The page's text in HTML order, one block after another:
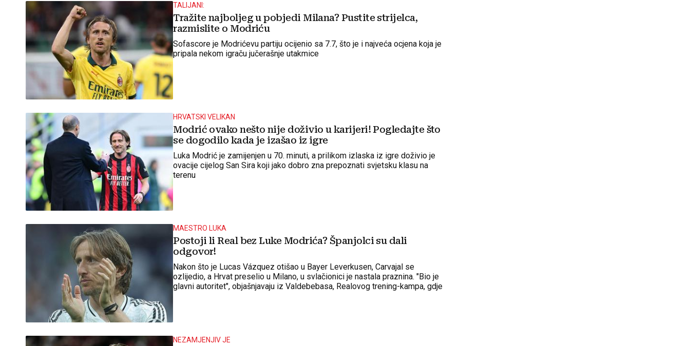
TALIJANI:
Tražite najboljeg u pobjedi Milana? Pustite strijelca,
razmislite o Modriću
Sofascore je Modrićevu partiju ocijenio sa 7.7, što je i najveća ocjena koja je
pripala nekom igraču jučerašnje utakmice
HRVATSKI VELIKAN
Modrić ovako nešto nije doživio u karijeri! Pogledajte što
se dogodilo kada je izašao iz igre
Luka Modrić je zamijenjen u 70. minuti, a prilikom izlaska iz igre doživio je
ovacije cijelog San Sira koji jako dobro zna prepoznati svjetsku klasu na
terenu
MAESTRO LUKA
Postoji li Real bez Luke Modrića? Španjolci su dali
odgovor!
Nakon što je Lucas Vázquez otišao u Bayer Leverkusen, Carvajal se
ozlijedio, a Hrvat preselio u Milano, u svlačionici je nastala praznina. "Bio je
glavni autoritet", objašnjavaju iz Valdebebasa, Realovog trening-kampa, gdje
NEZAMJENJIV JE